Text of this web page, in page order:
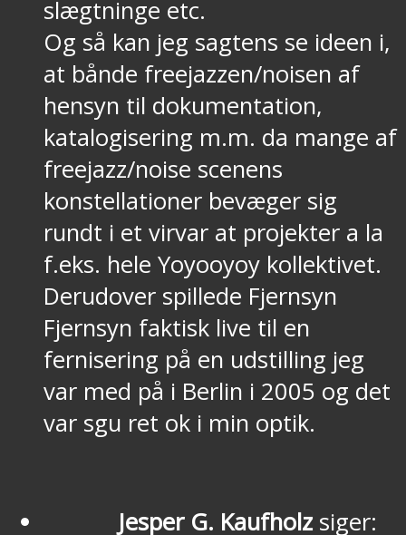
slægtninge etc.
Og så kan jeg sagtens se ideen i,
at bånde freejazzen/noisen af
hensyn til dokumentation,
katalogisering m.m. da mange af
freejazz/noise scenens
konstellationer bevæger sig
rundt i et virvar at projekter a la
f.eks. hele Yoyooyoy kollektivet.
Derudover spillede Fjernsyn
Fjernsyn faktisk live til en
fernisering på en udstilling jeg
var med på i Berlin i 2005 og det
var sgu ret ok i min optik.
Jesper G. Kaufholz siger: